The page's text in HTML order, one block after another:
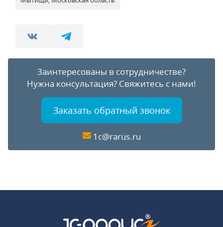
Заинтересованы в сотрудничестве?
Нужна консультация? Свяжитесь с нами!
Заказать обратный звонок
1c@rarus.ru